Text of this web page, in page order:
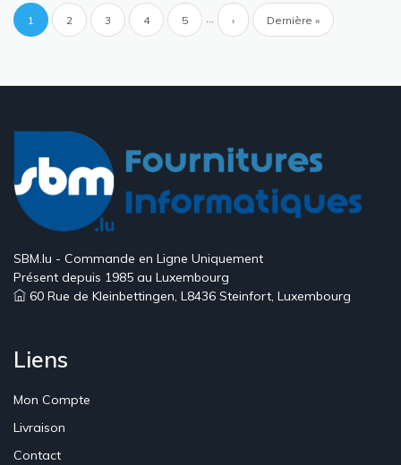
Pagination
Page
1 Page
2 Page
3 Page
4 Page
5 … Page
› Dernière
Dernière »
SBM.lu - Commande en Ligne Uniquement
Présent depuis 1985 au Luxembourg
60 Rue de Kleinbettingen, L8436 Steinfort, Luxembourg
Liens
Mon Compte
Livraison
Contact